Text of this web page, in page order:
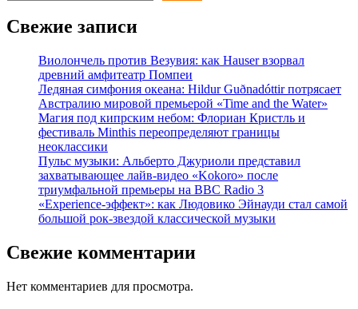
Свежие записи
Виолончель против Везувия: как Hauser взорвал
древний амфитеатр Помпеи
Ледяная симфония океана: Hildur Guðnadóttir потрясает
Австралию мировой премьерой «Time and the Water»
Магия под кипрским небом: Флориан Кристль и
фестиваль Minthis переопределяют границы
неоклассики
Пульс музыки: Альберто Джуриоли представил
захватывающее лайв-видео «Kokoro» после
триумфальной премьеры на BBC Radio 3
«Experience-эффект»: как Людовико Эйнауди стал самой
большой рок-звездой классической музыки
Свежие комментарии
Нет комментариев для просмотра.